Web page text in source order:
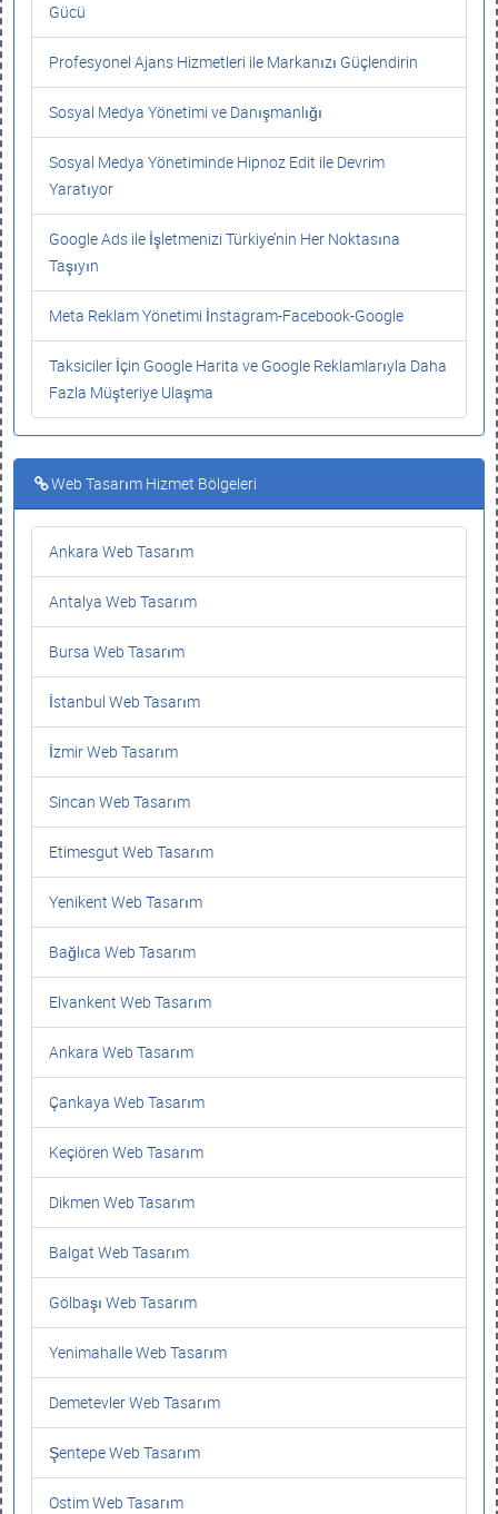
Gücü
Profesyonel Ajans Hizmetleri ile Markanızı Güçlendirin
Sosyal Medya Yönetimi ve Danışmanlığı
Sosyal Medya Yönetiminde Hipnoz Edit ile Devrim
Yaratıyor
Google Ads ile İşletmenizi Türkiye’nin Her Noktasına
Taşıyın
Meta Reklam Yönetimi İnstagram-Facebook-Google
Taksiciler İçin Google Harita ve Google Reklamlarıyla Daha
Fazla Müşteriye Ulaşma
Web Tasarım Hizmet Bölgeleri
Ankara Web Tasarım
Antalya Web Tasarım
Bursa Web Tasarım
İstanbul Web Tasarım
İzmir Web Tasarım
Sincan Web Tasarım
Etimesgut Web Tasarım
Yenikent Web Tasarım
Bağlıca Web Tasarım
Elvankent Web Tasarım
Ankara Web Tasarım
Çankaya Web Tasarım
Keçiören Web Tasarım
Dikmen Web Tasarım
Balgat Web Tasarım
Gölbaşı Web Tasarım
Yenimahalle Web Tasarım
Demetevler Web Tasarım
Şentepe Web Tasarım
Ostim Web Tasarım